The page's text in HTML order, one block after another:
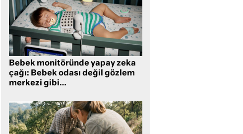
Bebek monitöründe yapay zeka
çağı: Bebek odası değil gözlem
merkezi gibi…